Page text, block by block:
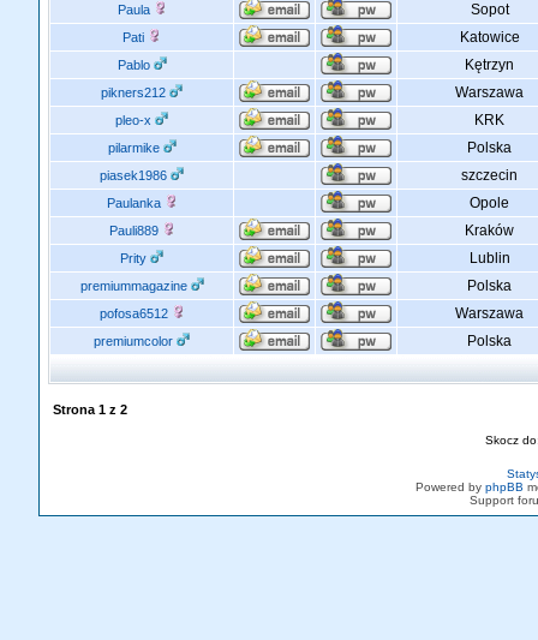
Paula Sopot
Pati Katowice
Pablo Kętrzyn
pikners212 Warszawa
pleo-x KRK
pilarmike Polska
piasek1986 szczecin
Paulanka Opole
Pauli889 Kraków
Prity Lublin
premiummagazine Polska
pofosa6512 Warszawa
premiumcolor Polska
Strona 1 z 2
Skocz
Powered by phpBB
Support